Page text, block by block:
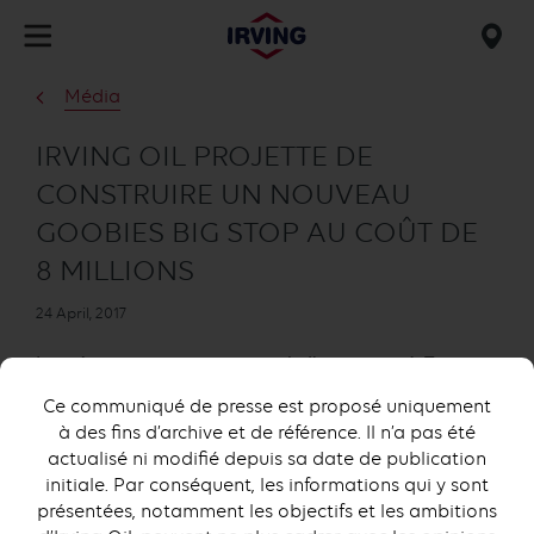
Média
IRVING OIL PROJETTE DE
CONSTRUIRE UN NOUVEAU
GOOBIES BIG STOP AU COÛT DE
8 MILLIONS
Publication
24 April, 2017
Les récents investissements de l’entreprise à Terre-
SAINT JOHN (N.-B.) — Les projets d'Irving Oil
concernant la construction d’un nouveau Goobies
Big Stop réjouiront les clients à la recherche de bons
repas et de toilettes propres le long de la
Ce communiqué de presse est proposé uniquement
à des fins d’archive et de référence. Il n’a pas été
actualisé ni modifié depuis sa date de publication
initiale. Par conséquent, les informations qui y sont
présentées, notamment les objectifs et les ambitions